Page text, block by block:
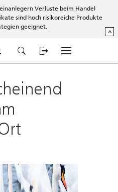
Verluste beim Handel
sind hoch risikoreiche Produkte
geeignet.
^